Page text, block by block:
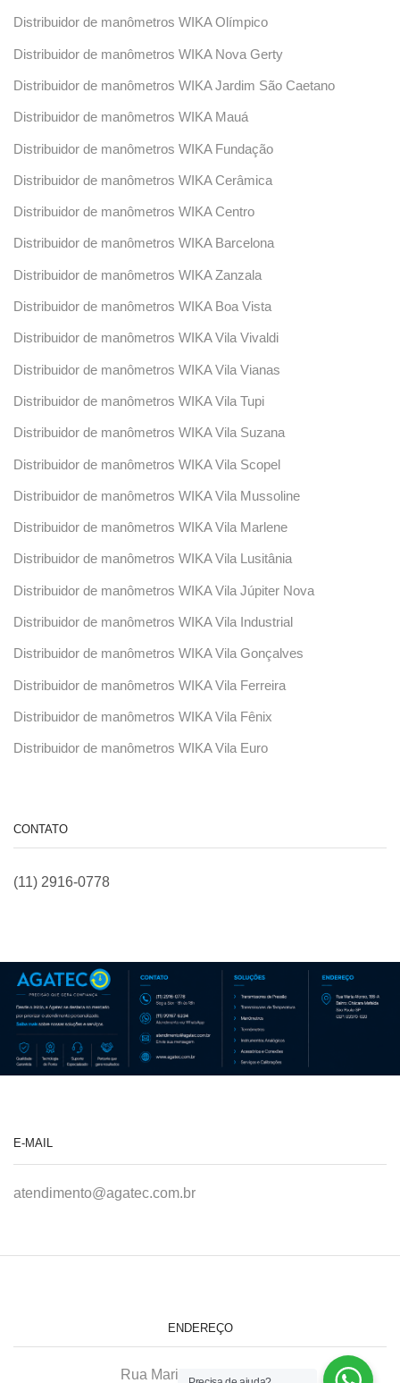
Distribuidor de manômetros WIKA Olímpico
Distribuidor de manômetros WIKA Nova Gerty
Distribuidor de manômetros WIKA Jardim São Caetano
Distribuidor de manômetros WIKA Mauá
Distribuidor de manômetros WIKA Fundação
Distribuidor de manômetros WIKA Cerâmica
Distribuidor de manômetros WIKA Centro
Distribuidor de manômetros WIKA Barcelona
Distribuidor de manômetros WIKA Zanzala
Distribuidor de manômetros WIKA Boa Vista
Distribuidor de manômetros WIKA Vila Vivaldi
Distribuidor de manômetros WIKA Vila Vianas
Distribuidor de manômetros WIKA Vila Tupi
Distribuidor de manômetros WIKA Vila Suzana
Distribuidor de manômetros WIKA Vila Scopel
Distribuidor de manômetros WIKA Vila Mussoline
Distribuidor de manômetros WIKA Vila Marlene
Distribuidor de manômetros WIKA Vila Lusitânia
Distribuidor de manômetros WIKA Vila Júpiter Nova
Distribuidor de manômetros WIKA Vila Industrial
Distribuidor de manômetros WIKA Vila Gonçalves
Distribuidor de manômetros WIKA Vila Ferreira
Distribuidor de manômetros WIKA Vila Fênix
Distribuidor de manômetros WIKA Vila Euro
CONTATO
(11) 2916-0778
E-MAIL
atendimento@agatec.com.br
ENDEREÇO
Rua Maria Afonso, 166-A